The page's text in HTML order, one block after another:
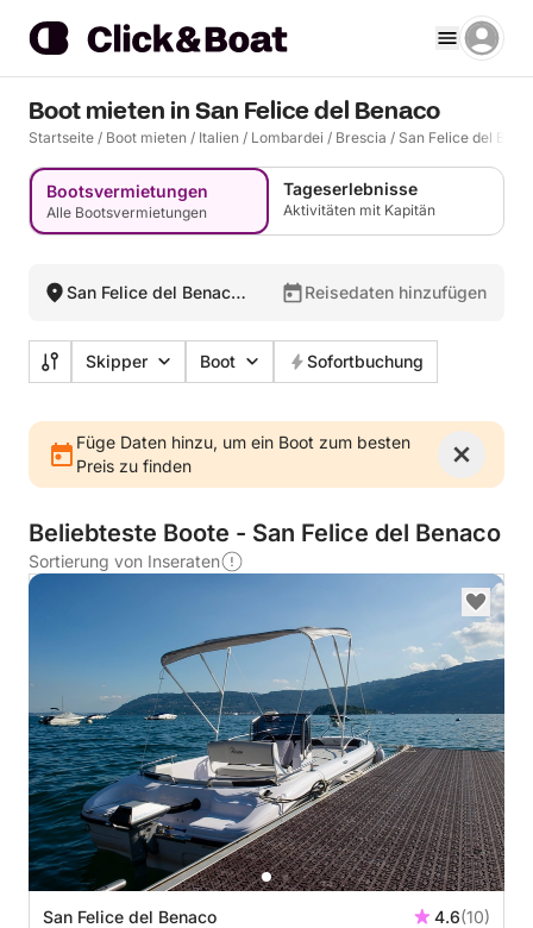
Boot mieten in San Felice del Benaco
Startseite / Boot mieten / Italien / Lombardei / Brescia / San Felice del
Bootsvermietungen
Alle Bootsvermietungen
Tageserlebnisse
Aktivitäten mit Kapitän
San Felice del Benaco,
Reisedaten hinzufügen
Skipper Boot Sofortbuchung
Füge Daten hinzu, um ein Boot zum besten
Preis zu finden
Beliebteste Boote - San Felice del Benaco
Sortierung von Inseraten
San Felice del Benaco 4.6(10)